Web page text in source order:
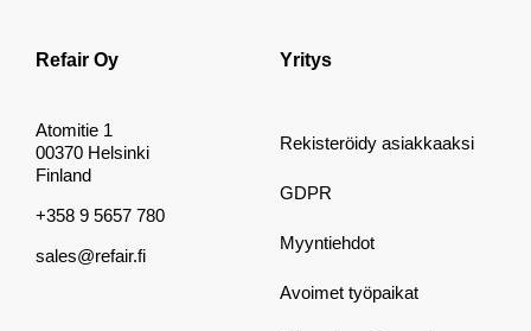
Refair Oy
Atomitie 1
00370 Helsinki
Finland
+358 9 5657 780
sales@refair.fi
Yritys
Rekisteröidy asiakkaaksi
GDPR
Myyntiehdot
Avoimet työpaikat